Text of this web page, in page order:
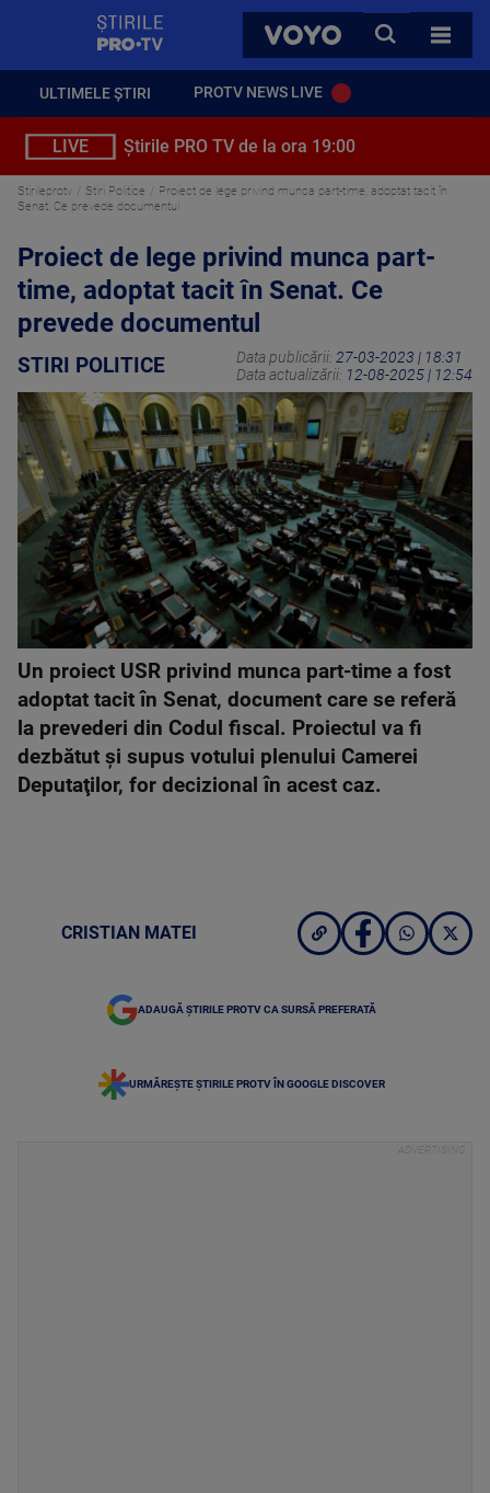
VOYO
CAUTA
TOATE
ULTIMELE ȘTIRI PROTV NEWS LIVE
LIVE Știrile PRO TV de la ora 19:00
Stirileprotv Stiri Politice
Proiect de lege privind munca part-time, adoptat tacit în
Senat. Ce prevede documentul
Proiect de lege privind munca part-
time, adoptat tacit în Senat. Ce
prevede documentul
STIRI POLITICE Data publicării: 27-03-2023 | 18:31
Data actualizării: 12-08-2025 | 12:54
Un proiect USR privind munca part-time a fost
adoptat tacit în Senat, document care se referă
la prevederi din Codul fiscal. Proiectul va fi
dezbătut şi supus votului plenului Camerei
Deputaţilor, for decizional în acest caz.
CRISTIAN MATEI
ADAUGĂ ȘTIRILE PROTV CA SURSĂ PREFERATĂ
URMĂREȘTE ȘTIRILE PROTV ÎN GOOGLE DISCOVER